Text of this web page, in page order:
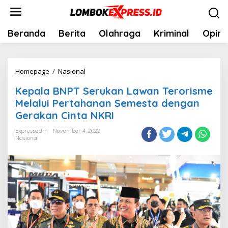
Lewati
konten
Beranda Berita Olahraga Kriminal Opini
Homepage / Nasional
Serukan
Lawan
Terorisme
Melalui
Semesta
dengan
Gerakan
Cinta
NKRI
Kepala BNPT Serukan Lawan Terorisme
Melalui Pertahanan Semesta dengan
Gerakan Cinta NKRI
Expressadm
November 4, 2022
Nasional